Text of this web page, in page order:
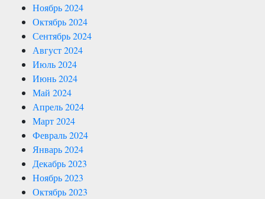
Ноябрь 2024
Октябрь 2024
Сентябрь 2024
Август 2024
Июль 2024
Июнь 2024
Май 2024
Апрель 2024
Март 2024
Февраль 2024
Январь 2024
Декабрь 2023
Ноябрь 2023
Октябрь 2023